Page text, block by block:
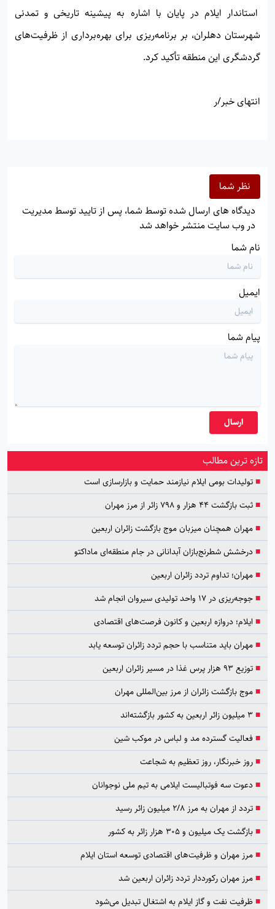
استاندار ایلام در پایان با اشاره به پیشینه تاریخی و تمدنی
شهرستان دهلران، بر برنامه‌ریزی برای بهره‌برداری از ظرفیت‌های
گردشگری این منطقه تأکید کرد.
انتهای خبر/ر
نظر شما
دیدگاه های ارسال شده توسط شما، پس از تایید توسط مدیریت
در وب سایت منتشر خواهد شد
نام شما
ایمیل
پیام شما
ارسال
تازه ترین مطالب
■تولیدات بومی ایلام نیازمند حمایت و بازارسازی است
■ثبت بازگشت ۴۴ هزار و ۷۹۸ زائر از مرز مهران
■مهران همچنان میزبان موج بازگشت زائران اربعین
■درخشش شطرنج‌بازان آبدانانی در جام منطقه‌ای ماداکتو
■مهران؛ تداوم تردد زائران اربعین
■جوجه‌ریزی در ۱۷ واحد تولیدی سیروان انجام شد
■ ایلام؛ دروازه اربعین و کانون فرصت‌های اقتصادی
■مهران باید متناسب با حجم تردد زائران توسعه یابد
■توزیع ۹۳ هزار پرس غذا در مسیر زائران اربعین
■موج بازگشت زائران از مرز بین‌المللی مهران
■۳ میلیون زائر اربعین به کشور بازگشته‌اند
■فعالیت گسترده مد و لباس در موکب شین
■روز خبرنگار، روز تعظیم به شجاعت
■دعوت سه فوتبالیست ایلامی به تیم ملی نوجوانان
■تردد از مهران به مرز ۲/۸ میلیون زائر رسید
■بازگشت یک میلیون و ۳۰۵ هزار زائر به کشور
■مرز مهران و ظرفیت‌های اقتصادی توسعه استان ایلام
■مرز مهران رکورددار تردد زائران اربعین شد
■ظرفیت نفت و گاز ایلام به اشتغال تبدیل می‌شود